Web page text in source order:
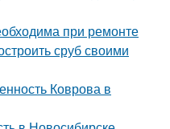
при ремонте
сруб своими
Коврова в